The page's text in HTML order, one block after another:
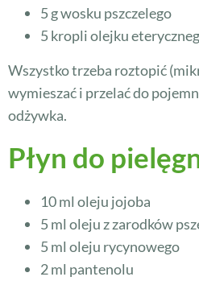
5 g wosku pszczelego
5 kropli olejku
Wszystko trzeba roztopić
wymieszać i przelać do
odżywka.
Płyn do
10 ml oleju jojoba
5 ml oleju z zarodków
5 ml oleju rycynowego
2 ml pantenolu